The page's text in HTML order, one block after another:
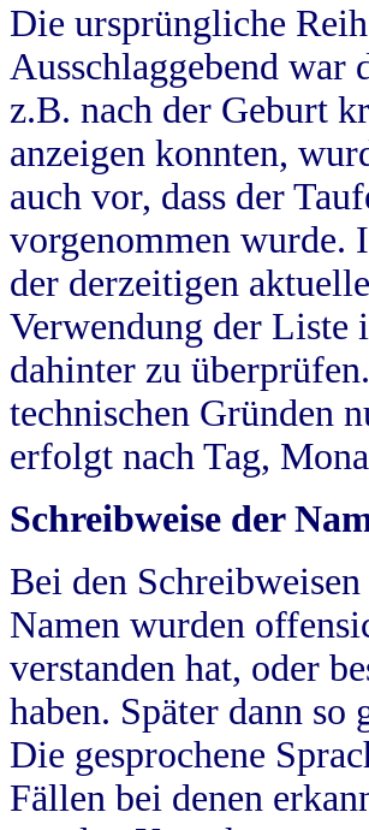
Die ursprüngliche
Ausschlaggebend war
z.B. nach der Geburt
anzeigen konnten,
auch vor, dass der
vorgenommen wurde.
der derzeitigen
Verwendung der Liste
dahinter zu
technischen Gründen
erfolgt nach Tag,
Schreibweise der
Bei den
Namen wurden
verstanden hat, oder
haben. Später dann
Die gesprochene
Fällen bei denen